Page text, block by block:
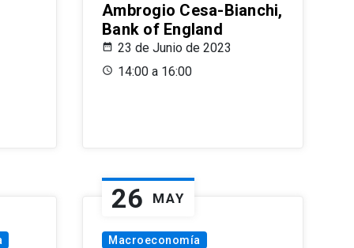
Ambrogio Cesa-Bianchi,
Bank of England
23 de Junio de 2023
14:00 a 16:00
26 MAY
Macroeconomía